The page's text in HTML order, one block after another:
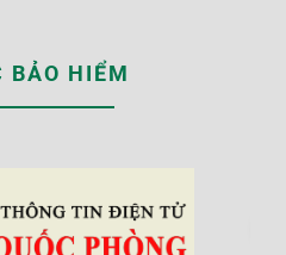
BẢO HIỂM